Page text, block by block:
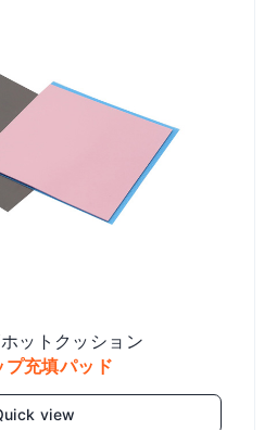
ットクッション
充填パッド
view